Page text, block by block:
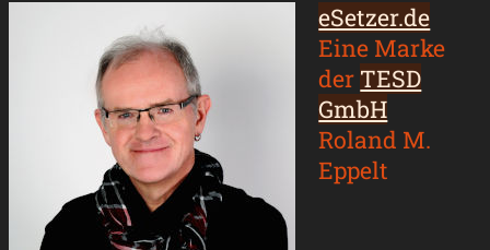
eSetzer.de
Eine Marke
der TESD
GmbH
Roland M.
Eppelt